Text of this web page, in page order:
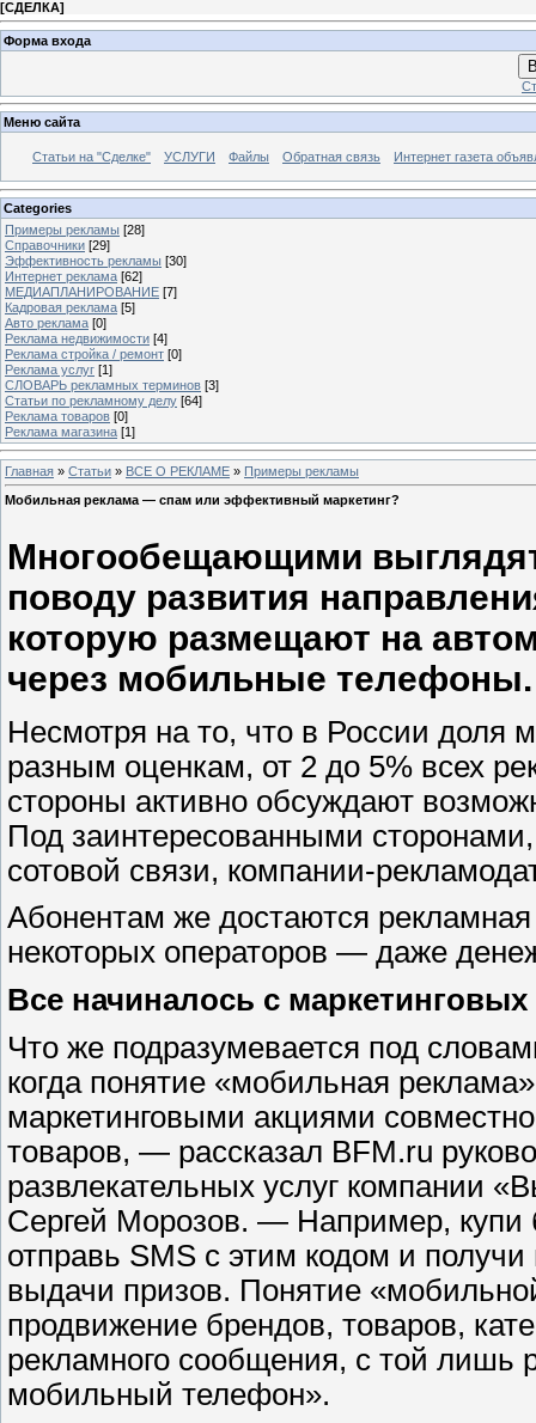
[СДЕЛКА]
Форма входа
Меню сайта
Статьи на "Сделке" УСЛУГИ Файлы Обратная связь Интернет газета
Categories
Примеры рекламы [28]
Справочники [29]
Эффективность рекламы [30]
Интернет реклама [62]
МЕДИАПЛАНИРОВАНИЕ [7]
Кадровая реклама [5]
Авто реклама [0]
Реклама недвижимости [4]
Реклама стройка / ремонт [0]
Реклама услуг [1]
СЛОВАРЬ рекламных терминов [3]
Статьи по рекламному делу [64]
Реклама товаров [0]
Реклама магазина [1]
Главная » Статьи » ВСЕ О РЕКЛАМЕ » Примеры рекламы
Мобильная реклама — спам или эффективный маркетинг?
Многообещающими
поводу развития
которую размещают на
через мобильные телефоны.
Несмотря на то, что в России
разным оценкам, от 2 до 5% всех
стороны активно обсуждают
Под заинтересованными
сотовой связи, компании-
Абонентам же достаются
некоторых операторов — даже
Все начиналось с маркетинговых
Что же подразумевается под
когда понятие «мобильная
маркетинговыми акциями
товаров, — рассказал BFM.ru
развлекательных услуг компании
Сергей Морозов. — Например, купи
отправь SMS с этим кодом и
выдачи призов. Понятие
продвижение брендов, товаров,
рекламного сообщения, с той лишь
мобильный телефон».